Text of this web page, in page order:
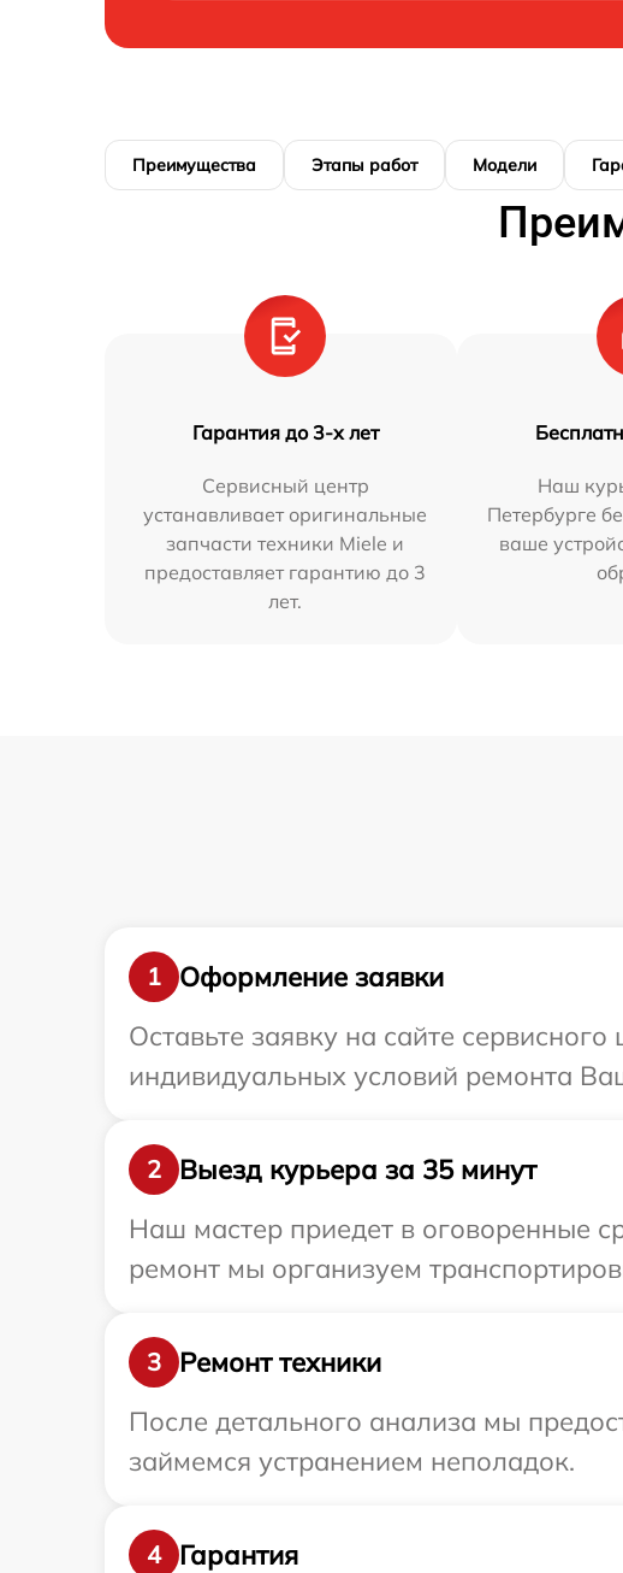
Преимущества Этапы работ Модели
Гарантия до 3-х лет
Сервисный центр
устанавливает оригинальные
запчасти техники Miele и
предоставляет гарантию до 3
лет.
Наш
Петербурге
ваше
1
Оформление заявки
Оставьте заявку на сайте
индивидуальных условий ремонта
2
Выезд курьера за 35 минут
Наш мастер приедет в оговоренные
ремонт мы организуем
3
Ремонт техники
После детального анализа мы
займемся устранением неполадок.
4
Гарантия